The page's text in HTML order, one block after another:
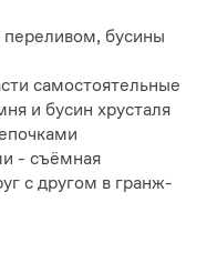
бусины
самостоятельные
и бусин хрусталя
- съёмная
с другом в гранж-